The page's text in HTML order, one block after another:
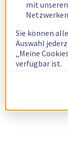
mit
Sie können
Auswahl
„Meine
verfügbar ist.
Weitere
zur